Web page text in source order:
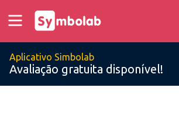
Aplicativo Simbolab
Avaliação gratuita disponível!